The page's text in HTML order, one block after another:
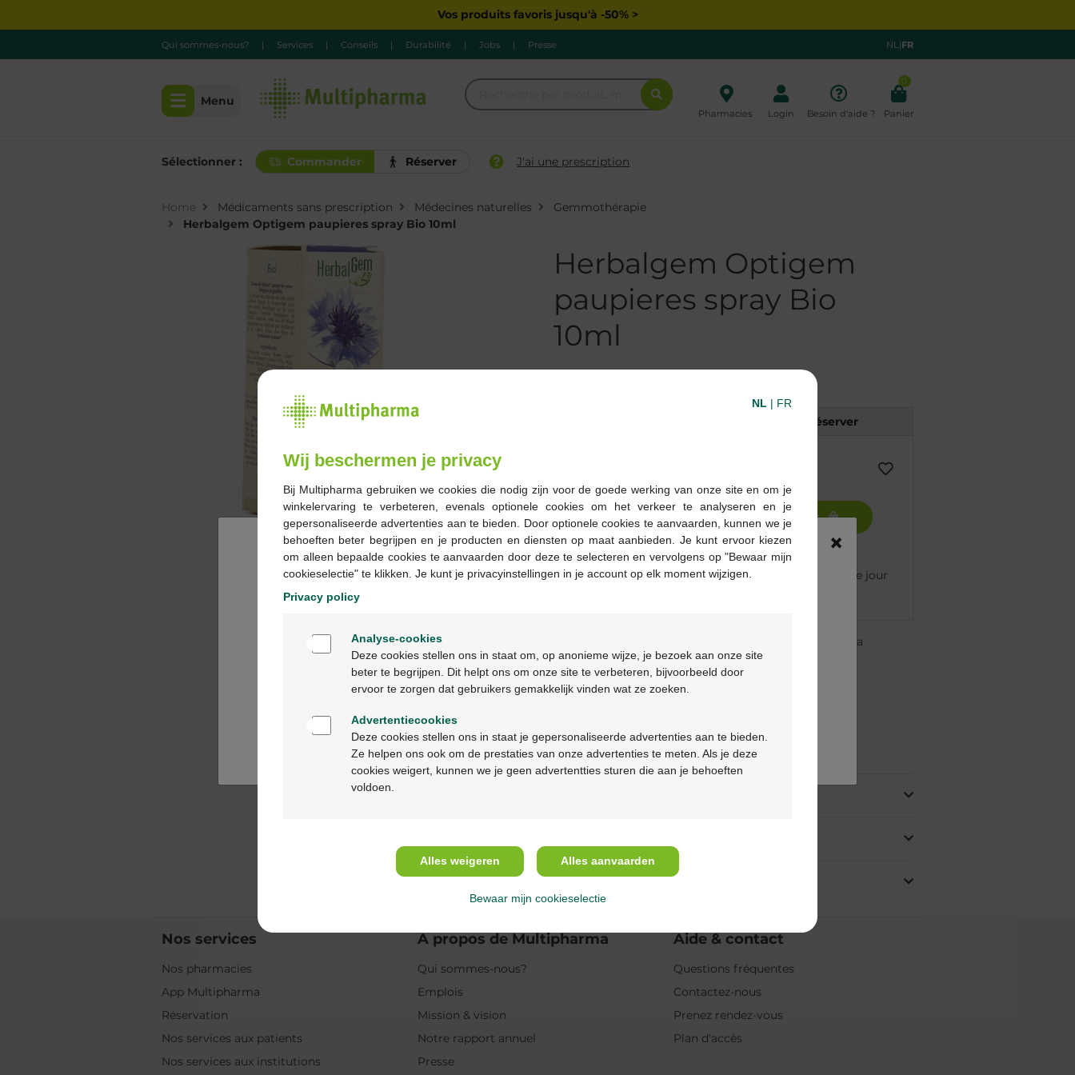
Vos produits favoris jusqu'à -50% >
Qui sommes-nous? | Services | Conseils | Durabilité | Jobs | Presse NL|FR
Menu
Pharmacies Login Besoin d'aide ?
0
Panier
Sélectionner : Commander Réserver J'ai une prescription
Home Médicaments sans prescription Médecines naturelles
Gemmothérapie
Herbalgem Optigem paupieres spray Bio 10ml
Herbalgem Optigem
paupieres spray Bio
10ml
Réserver
- + Ajouter au panier
Quantité max. = 8
Les jours ouvrables commandé avant 12h, livré le jour
dans votre pharmacie Multipharma
Livraison à domicilegratuiteà partir de 55 €
Paiementsécurisé
Service clientèlepar chat ou
Description du produit
Ingrédients
Nos services
Nos pharmacies
App Multipharma
Réservation
Nos services aux patients
Nos services aux institutions
A propos de Multipharma
Qui sommes-nous?
Emplois
Mission & vision
Notre rapport annuel
Presse
Aide & contact
Questions fréquentes
Contactez-nous
Prenez rendez-vous
Plan d'accès
×
Ga verder in het nederlands
NL | FR
Wij beschermen je privacy
Bij Multipharma gebruiken we cookies die nodig zijn voor de goede werking van onze site en om je
winkelervaring te verbeteren, evenals optionele cookies om het verkeer te analyseren en je
gepersonaliseerde advertenties aan te bieden. Door optionele cookies te aanvaarden, kunnen we je
behoeften beter begrijpen en je producten en diensten op maat aanbieden. Je kunt ervoor kiezen
om alleen bepaalde cookies te aanvaarden door deze te selecteren en vervolgens op "Bewaar mijn
cookieselectie" te klikken. Je kunt je privacyinstellingen in je account op elk moment wijzigen.
Privacy policy
Analyse-cookies
Deze cookies stellen ons in staat om, op anonieme wijze, je bezoek aan onze site
beter te begrijpen. Dit helpt ons om onze site te verbeteren, bijvoorbeeld door
ervoor te zorgen dat gebruikers gemakkelijk vinden wat ze zoeken.
Advertentiecookies
Deze cookies stellen ons in staat je gepersonaliseerde advertenties aan te bieden.
Ze helpen ons ook om de prestaties van onze advertenties te meten. Als je deze
cookies weigert, kunnen we je geen advertentties sturen die aan je behoeften
voldoen.
Alles weigeren Alles aanvaarden
Bewaar mijn cookieselectie